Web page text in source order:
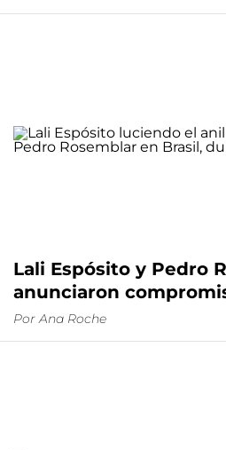
Lali Espósito y Pedro
anunciaron
Por Ana Roche